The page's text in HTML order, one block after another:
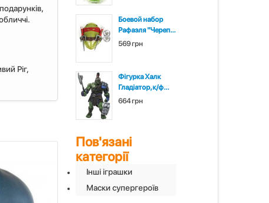
Ріг,
Боевой набор
Рафаэля "Череп...
569 грн
Фігурка Халк
Гладіатор, к/ф...
664 грн
Пов'язані
категорії
Інші іграшки
Маски супергероїв